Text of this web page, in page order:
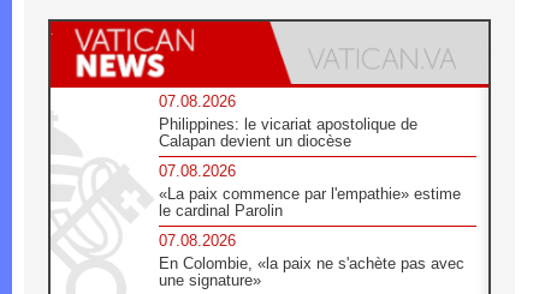
07.08.2026
Philippines: le vicariat apostolique de
Calapan devient un diocèse
07.08.2026
«La paix commence par l'empathie» estime
le cardinal Parolin
07.08.2026
En Colombie, «la paix ne s'achète pas avec
une signature»